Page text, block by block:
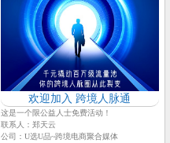
欢迎加入 跨境人脉通
这是一个限公益人士免费活动！
联系人：郑天云
公司：U选U品~跨境电商聚合媒体